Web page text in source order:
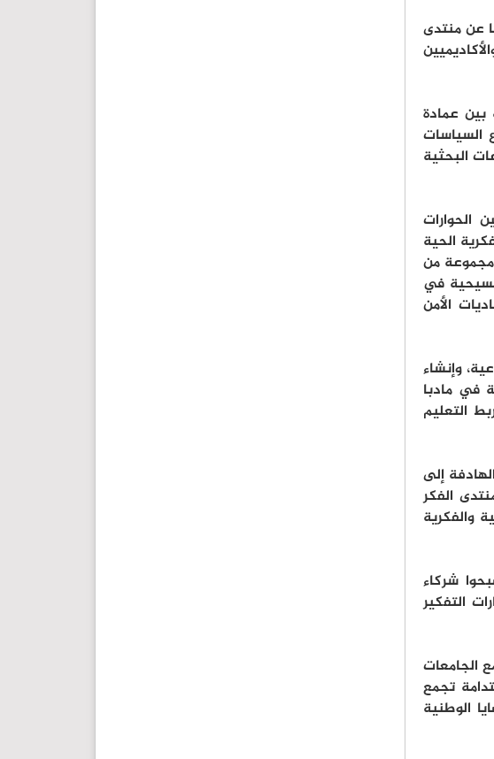
عن منتدى
بين عمادة
السياسات
البحثية
الأكاديمي 2026/2027، تتنوع بين الحوارات
الحية
مجموعة من
في
الأمن
وإنشاء
في مادبا
التعليم
إلى
الفكر
والفكرية
شركاء
التفكير
الجامعات
تجمع
الوطنية